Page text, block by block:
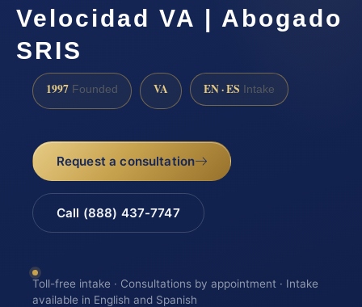
Velocidad VA | Abogado
SRIS
1997 Founded VA EN · ES Intake
Request a consultation
Call (888) 437-7747
Toll-free intake · Consultations by appointment · Intake
available in English and Spanish